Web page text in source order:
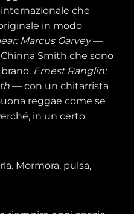
che
in modo
Marcus Garvey—
Smith che sono
Ernest Ranglin:
— con un chitarrista
reggae come se
in un certo
Mormora, pulsa,